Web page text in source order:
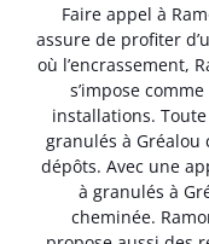
Faire appel à
assure de profiter
où l’encrassement,
s’impose
installations.
granulés à Gréalou
dépôts. Avec une
à granulés à
cheminée.